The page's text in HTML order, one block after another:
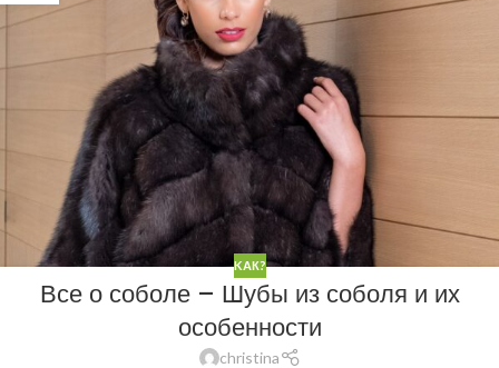
KАК?
Все о соболе – Шубы из соболя и их
особенности
christina